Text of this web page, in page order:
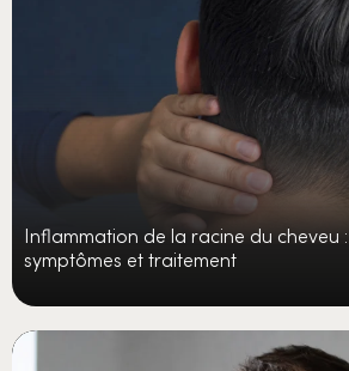
Inflammation de la racine du cheveu
symptômes et traitement